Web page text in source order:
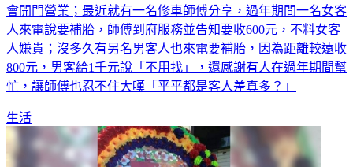
會開門營業；最近就有一名修車師傅分享，過年期間一名女客
人來電說要補胎，師傅到府服務並告知要收600元，不料女客
人嫌貴；沒多久有另名男客人也來電要補胎，因為距離較遠收
800元，男客給1千元說「不用找」，還感謝有人在過年期間幫
忙，讓師傅也忍不住大嘆「平平都是客人差真多？」
生活